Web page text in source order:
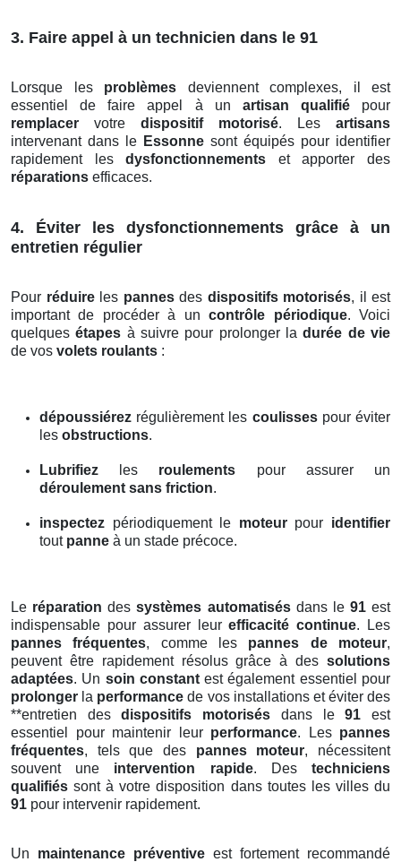
3. Faire appel à un technicien dans le 91
Lorsque les problèmes deviennent complexes, il est
essentiel de faire appel à un artisan qualifiépour
remplacer votre dispositif motorisé. Les artisans
intervenant dans le Essonne sont équipés pour identifier
rapidement lesdysfonctionnements et apporter des
réparations efficaces.
4. Éviter les dysfonctionnements grâce à un
entretien régulier
Pour réduireles pannesdes dispositifs motorisés, il est
important de procéder à uncontrôle périodique. Voici
quelquesétapes à suivre pour prolonger ladurée de vie
de vos volets roulants :
dépoussiérez régulièrement les coulissespour éviter
les obstructions.
Lubrifiez les roulements pour assurer un
déroulement sans friction.
inspectez périodiquement le moteurpour identifier
tout panne à un stade précoce.
Le réparation dessystèmes automatisésdans le 91est
indispensable pour assurer leurefficacité continue. Les
pannes fréquentes, comme les pannes de moteur,
peuvent être rapidement résolus grâce à des solutions
adaptées. Un soin constantest également essentiel pour
prolonger la performance de vos installations et éviter des
**entretien desdispositifs motorisés dans le91 est
essentiel pour maintenir leur performance. Les pannes
fréquentes, tels que des pannes moteur, nécessitent
souvent une intervention rapide. Destechniciens
qualifiés sont à votre disposition dans toutes les villes du
91 pour intervenir rapidement.
Un maintenance préventive est fortement recommandé